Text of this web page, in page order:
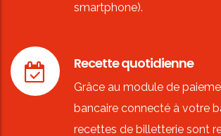
smartphone).
Recette quotidienne
Grâce au module de
bancaire connecté à votre
recettes de billetterie sont